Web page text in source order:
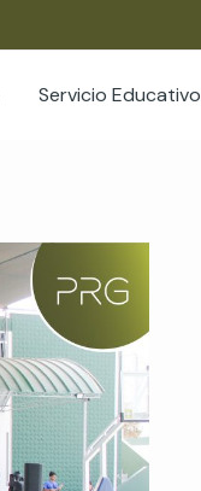
Servicio Educativo